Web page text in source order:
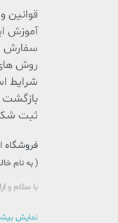
قوانین
آموزش
سفارش
روش
بازگشت
ثبت
فروشگاه
( به نام
با سلام و
نمایش